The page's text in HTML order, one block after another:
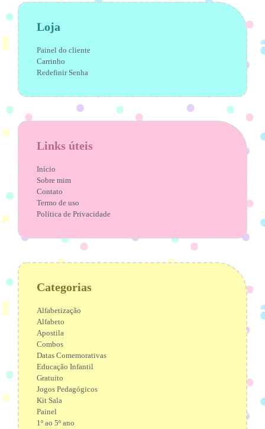
Loja
Painel do cliente
Carrinho
Redefinir Senha
Links úteis
Início
Sobre mim
Contato
Termo de uso
Política de Privacidade
Categorias
Alfabetização
Alfabeto
Apostila
Combos
Datas Comemorativas
Educação Infantil
Gratuito
Jogos Pedagógicos
Kit Sala
Painel
1º ao 5º ano